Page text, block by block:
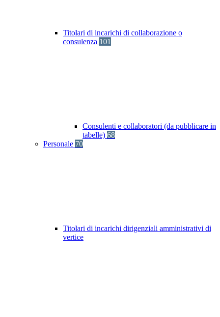
Titolari di incarichi di collaborazione o
consulenza 101
Consulenti e collaboratori (da pubblicare in
tabelle) 68
Personale 70
Titolari di incarichi dirigenziali amministrativi di
vertice